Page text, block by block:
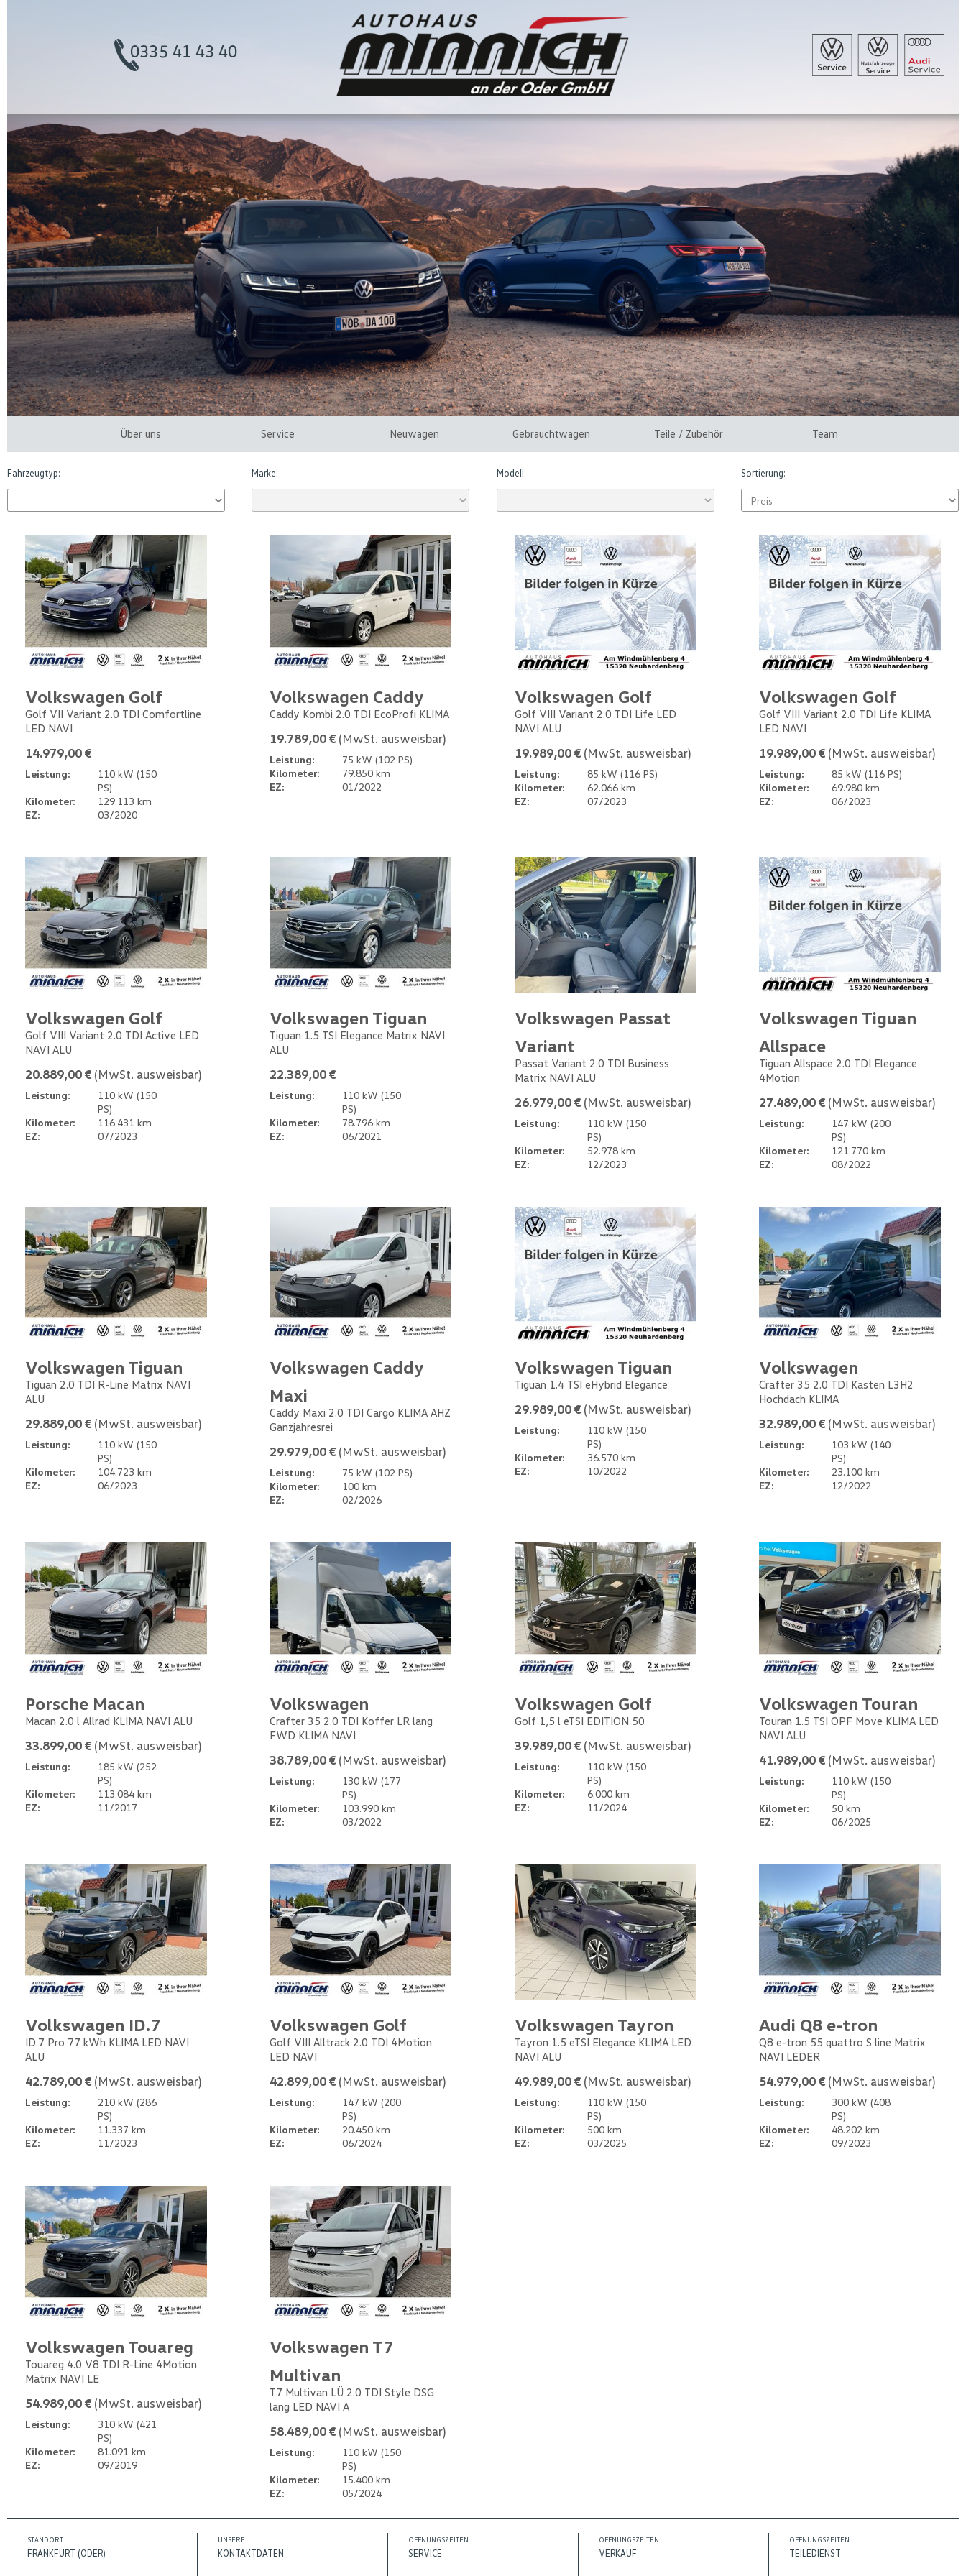
Über uns Service Neuwagen Gebrauchtwagen Teile / Zubehör Team
Fahrzeugtyp: Marke: Modell: Sortierung:
Volkswagen Golf
Golf VII Variant 2.0 TDI Comfortline
LED NAVI
14.979,00 €
Leistung:
110 kW (150
PS)
Kilometer:
129.113 km
EZ:
03/2020
Volkswagen Caddy
Caddy Kombi 2.0 TDI EcoProfi KLIMA
19.789,00 € (MwSt. ausweisbar)
Leistung:
75 kW (102 PS)
Kilometer:
79.850 km
EZ:
01/2022
Volkswagen Golf
Golf VIII Variant 2.0 TDI Life LED
NAVI ALU
19.989,00 € (MwSt. ausweisbar)
Leistung:
85 kW (116 PS)
Kilometer:
62.066 km
EZ:
07/2023
Volkswagen Golf
Golf VIII Variant 2.0 TDI Life KLIMA
LED NAVI
19.989,00 € (MwSt. ausweisbar)
Leistung:
85 kW (116 PS)
Kilometer:
69.980 km
EZ:
06/2023
Volkswagen Golf
Golf VIII Variant 2.0 TDI Active LED
NAVI ALU
20.889,00 € (MwSt. ausweisbar)
Leistung:
110 kW (150
PS)
Kilometer:
116.431 km
EZ:
07/2023
Volkswagen Tiguan
Tiguan 1.5 TSI Elegance Matrix NAVI
ALU
22.389,00 €
Leistung:
110 kW (150
PS)
Kilometer:
78.796 km
EZ:
06/2021
Volkswagen Passat
Variant
Passat Variant 2.0 TDI Business
Matrix NAVI ALU
26.979,00 € (MwSt. ausweisbar)
Leistung:
110 kW (150
PS)
Kilometer:
52.978 km
EZ:
12/2023
Volkswagen Tiguan
Allspace
Tiguan Allspace 2.0 TDI Elegance
4Motion
27.489,00 € (MwSt. ausweisbar)
Leistung:
147 kW (200
PS)
Kilometer:
121.770 km
EZ:
08/2022
Volkswagen Tiguan
Tiguan 2.0 TDI R-Line Matrix NAVI
ALU
29.889,00 € (MwSt. ausweisbar)
Leistung:
110 kW (150
PS)
Kilometer:
104.723 km
EZ:
06/2023
Volkswagen Caddy
Maxi
Caddy Maxi 2.0 TDI Cargo KLIMA AHZ
Ganzjahresrei
29.979,00 € (MwSt. ausweisbar)
Leistung:
75 kW (102 PS)
Kilometer:
100 km
EZ:
02/2026
Volkswagen Tiguan
Tiguan 1.4 TSI eHybrid Elegance
29.989,00 € (MwSt. ausweisbar)
Leistung:
110 kW (150
PS)
Kilometer:
36.570 km
EZ:
10/2022
Volkswagen
Crafter 35 2.0 TDI Kasten L3H2
Hochdach KLIMA
32.989,00 € (MwSt. ausweisbar)
Leistung:
103 kW (140
PS)
Kilometer:
23.100 km
EZ:
12/2022
Porsche Macan
Macan 2.0 l Allrad KLIMA NAVI ALU
33.899,00 € (MwSt. ausweisbar)
Leistung:
185 kW (252
PS)
Kilometer:
113.084 km
EZ:
11/2017
Volkswagen
Crafter 35 2.0 TDI Koffer LR lang
FWD KLIMA NAVI
38.789,00 € (MwSt. ausweisbar)
Leistung:
130 kW (177
PS)
Kilometer:
103.990 km
EZ:
03/2022
Volkswagen Golf
Golf 1,5 l eTSI EDITION 50
39.989,00 € (MwSt. ausweisbar)
Leistung:
110 kW (150
PS)
Kilometer:
6.000 km
EZ:
11/2024
Volkswagen Touran
Touran 1.5 TSI OPF Move KLIMA LED
NAVI ALU
41.989,00 € (MwSt. ausweisbar)
Leistung:
110 kW (150
PS)
Kilometer:
50 km
EZ:
06/2025
Volkswagen ID.7
ID.7 Pro 77 kWh KLIMA LED NAVI
ALU
42.789,00 € (MwSt. ausweisbar)
Leistung:
210 kW (286
PS)
Kilometer:
11.337 km
EZ:
11/2023
Volkswagen Golf
Golf VIII Alltrack 2.0 TDI 4Motion
LED NAVI
42.899,00 € (MwSt. ausweisbar)
Leistung:
147 kW (200
PS)
Kilometer:
20.450 km
EZ:
06/2024
Volkswagen Tayron
Tayron 1.5 eTSI Elegance KLIMA LED
NAVI ALU
49.989,00 € (MwSt. ausweisbar)
Leistung:
110 kW (150
PS)
Kilometer:
500 km
EZ:
03/2025
Audi Q8 e-tron
Q8 e-tron 55 quattro S line Matrix
NAVI LEDER
54.979,00 € (MwSt. ausweisbar)
Leistung:
300 kW (408
PS)
Kilometer:
48.202 km
EZ:
09/2023
Volkswagen Touareg
Touareg 4.0 V8 TDI R-Line 4Motion
Matrix NAVI LE
54.989,00 € (MwSt. ausweisbar)
Leistung:
310 kW (421
PS)
Kilometer:
81.091 km
EZ:
09/2019
Volkswagen T7
Multivan
T7 Multivan LÜ 2.0 TDI Style DSG
lang LED NAVI A
58.489,00 € (MwSt. ausweisbar)
Leistung:
110 kW (150
PS)
Kilometer:
15.400 km
EZ:
05/2024
STANDORT
FRANKFURT (ODER)
UNSERE
KONTAKTDATEN
ÖFFNUNGSZEITEN
SERVICE
ÖFFNUNGSZEITEN
VERKAUF
ÖFFNUNGSZEITEN
TEILEDIENST